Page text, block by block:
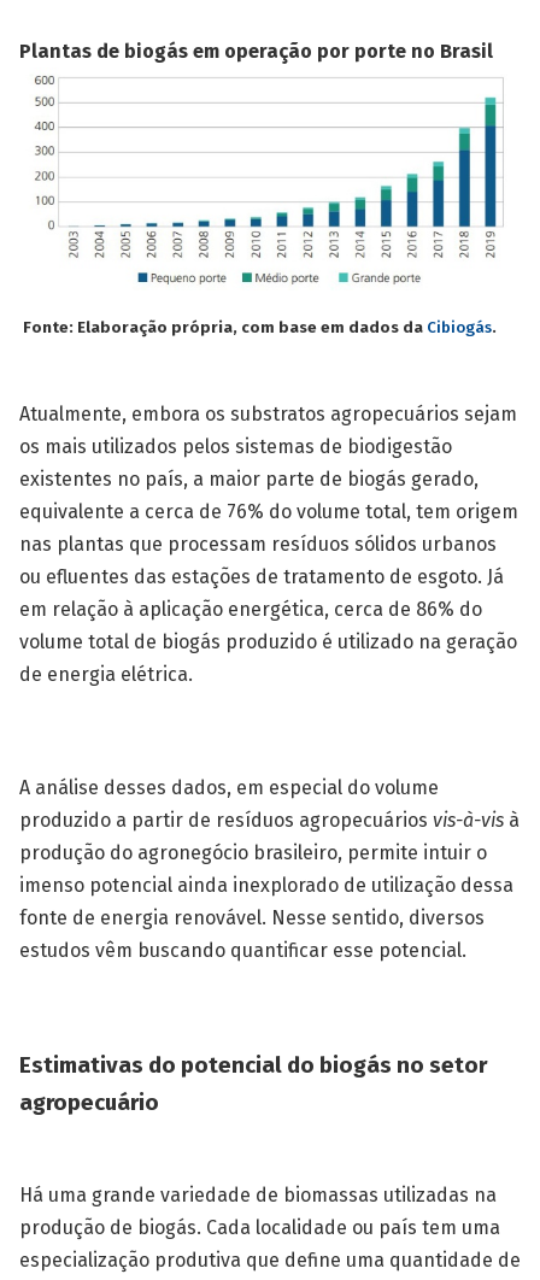
Plantas de biogás em operação por porte no Brasil
Fonte: Elaboração própria, com base em dados da Cibiogás.
Atualmente, embora os substratos agropecuários sejam
os mais utilizados pelos sistemas de biodigestão
existentes no país, a maior parte de biogás gerado,
equivalente a cerca de 76% do volume total, tem origem
nas plantas que processam resíduos sólidos urbanos
ou efluentes das estações de tratamento de esgoto. Já
em relação à aplicação energética, cerca de 86% do
volume total de biogás produzido é utilizado na geração
de energia elétrica.
A análise desses dados, em especial do volume
produzido a partir de resíduos agropecuários vis-à-vis à
produção do agronegócio brasileiro, permite intuir o
imenso potencial ainda inexplorado de utilização dessa
fonte de energia renovável. Nesse sentido, diversos
estudos vêm buscando quantificar esse potencial.
Estimativas do potencial do biogás no setor
agropecuário
Há uma grande variedade de biomassas utilizadas na
produção de biogás. Cada localidade ou país tem uma
especialização produtiva que define uma quantidade de